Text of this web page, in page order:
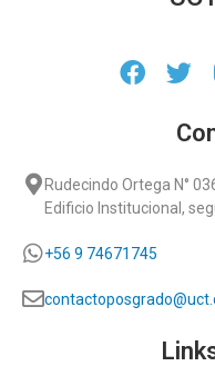
Rudecindo Ortega N°
Edificio Institucional,
+56 9 74671745